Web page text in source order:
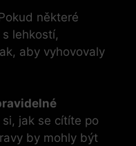
některé
lehkostí,
aby vyhovovaly
jak se cítíte po
by mohly být